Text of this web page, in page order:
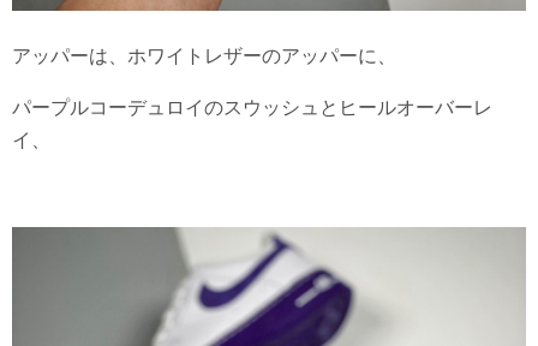
アッパーは、ホワイトレザーのアッパーに、
パープルコーデュロイのスウッシュとヒールオーバーレ
イ、